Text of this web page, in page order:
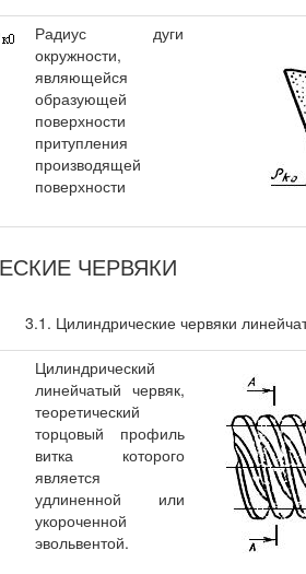
Радиус дуги
окружности,
являющейся
образующей
поверхности
притупления
производящей
поверхности
ЧЕРВЯКИ
3.1. Цилиндрические червяки
Цилиндрический
линейчатый червяк,
теоретический
торцовый профиль
витка которого
является
удлиненной или
укороченной
эвольвентой.